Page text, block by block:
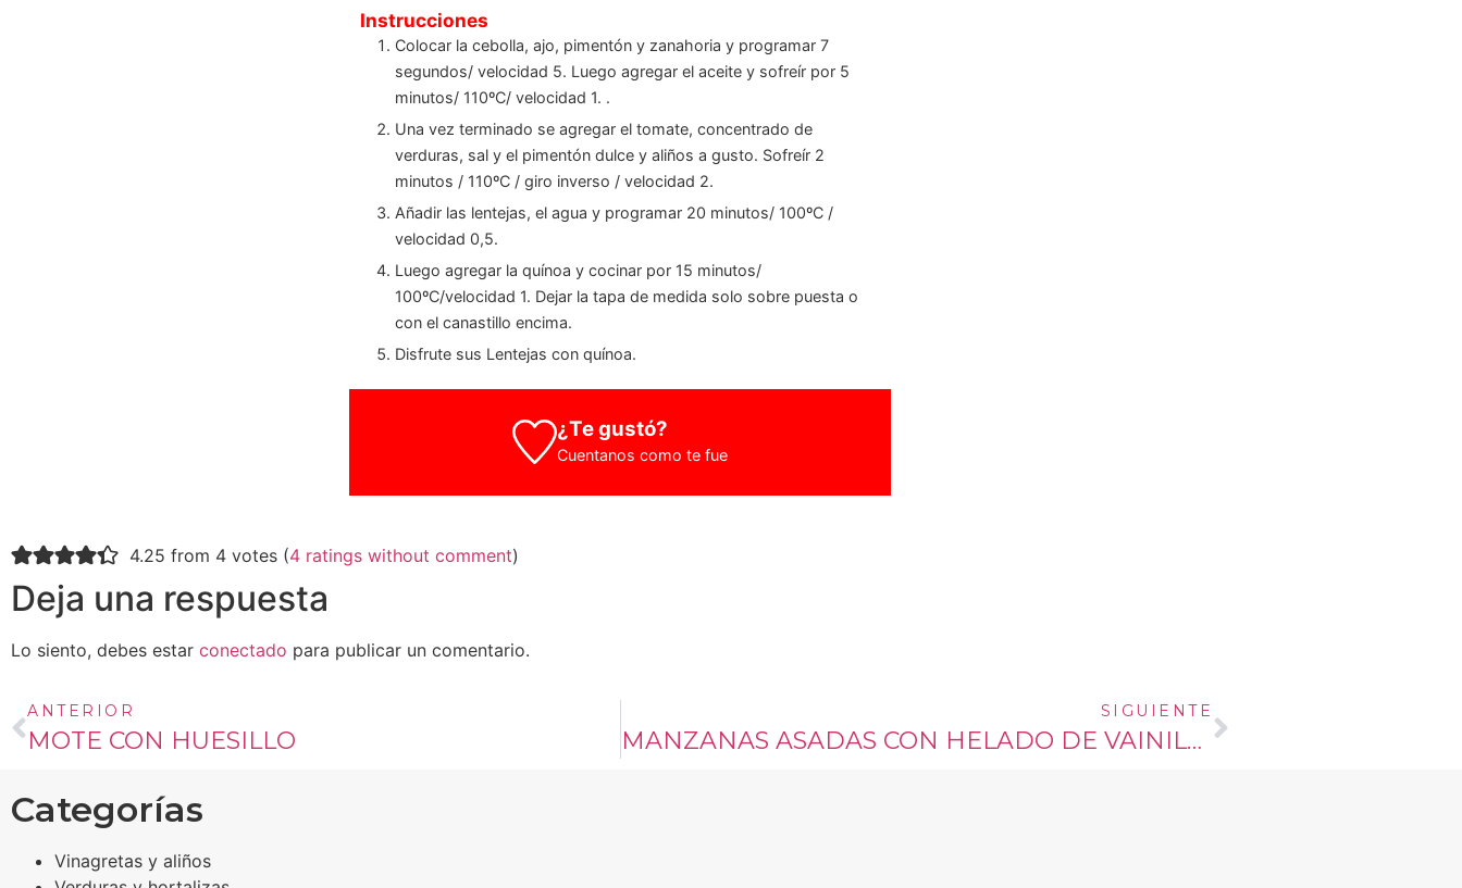
Instrucciones
Colocar la cebolla, ajo, pimentón y zanahoria y programar 7
segundos/ velocidad 5. Luego agregar el aceite y sofreír por 5
minutos/ 110ºC/ velocidad 1. .
Una vez terminado se agregar el tomate, concentrado de
verduras, sal y el pimentón dulce y aliños a gusto. Sofreír 2
minutos / 110ºC / giro inverso / velocidad 2.
Añadir las lentejas, el agua y programar 20 minutos/ 100ºC /
velocidad 0,5.
Luego agregar la quínoa y cocinar por 15 minutos/
100ºC/velocidad 1. Dejar la tapa de medida solo sobre puesta o
con el canastillo encima.
Disfrute sus Lentejas con quínoa.
¿Te gustó?
Cuentanos como te fue
4.25 from 4 votes (4 ratings without comment)
Deja una respuesta
Lo siento, debes estar conectado para publicar un comentario.
ANTERIOR
MOTE CON HUESILLO
SIGUIENTE
MANZANAS ASADAS CON HELADO DE VAINILLA Y CROCANTE DE AVENA
Categorías
Vinagretas y aliños